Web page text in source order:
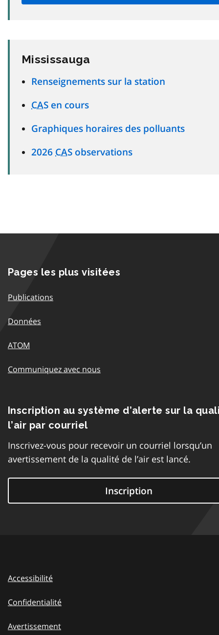
Mississauga
Renseignements sur la station
CAS en cours
Graphiques horaires des polluants
2026 CAS observations
Pages les plus visitées
Publications
Données
ATOM
Communiquez avec nous
Inscription au système d’alerte sur la
l’air par courriel
Inscrivez-vous pour recevoir un courriel lorsqu’un
avertissement de la qualité de l’air est lancé.
Inscription
Accessibilité
Confidentialité
Avertissement